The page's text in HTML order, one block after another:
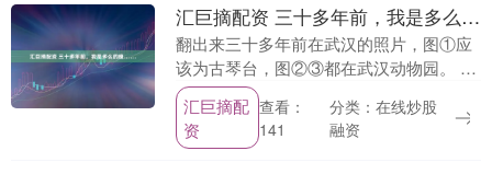
汇巨摘配资 三十多年前，我是多么的瘦……
翻出来三十多年前在武汉的照片，图①应
该为古琴台，图②③都在武汉动物园。 桓
大司马曰：昔年种柳，依依汉南。今看摇
落，凄怆江潭。树犹如此，人何以堪。 俱
往矣。 发布....
汇巨摘配
资
查看：
141
分类：在线炒股
融资